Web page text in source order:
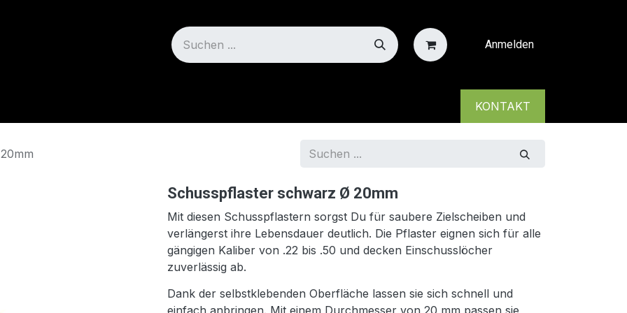
Anmelden
KONTAKT
Schusspflaster schwarz Ø 20mm
Mit diesen Schusspflastern sorgst Du für saubere Zielscheiben und
verlängerst ihre Lebensdauer deutlich. Die Pflaster eignen sich für alle
gängigen Kaliber von .22 bis .50 und decken Einschusslöcher
zuverlässig ab.
Dank der selbstklebenden Oberfläche lassen sie sich schnell und